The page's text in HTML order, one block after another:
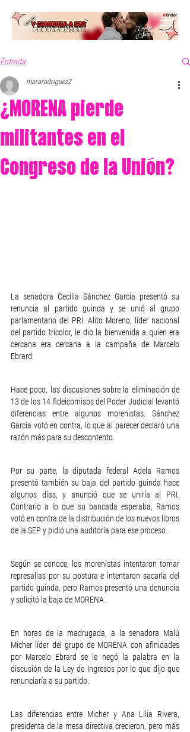
Entrada
¿MORENA pierde
militantes en el
Congreso de la Unión?
mararodriguez2
La senadora Cecilia Sánchez García presentó su
renuncia al partido guinda y se unió al grupo
parlamentario del PRI. Alito Moreno, líder nacional
del partido tricolor, le dio la bienvenida a quien era
cercana era cercana a la campaña de Marcelo
Ebrard.
Hace poco, las discusiones sobre la eliminación de
13 de los 14 fideicomisos del Poder Judicial levantó
diferencias entre algunos morenistas. Sánchez
García votó en contra, lo que al parecer declaró una
razón más para su descontento.
Por su parte, la diputada federal Adela Ramos
presentó también su baja del partido guinda hace
algunos días, y anunció que se uniría al PRI.
Contrario a lo que su bancada esperaba, Ramos
votó en contra de la distribución de los nuevos libros
de la SEP y pidió una auditoría para ese proceso.
Según se conoce, los morenistas intentaron tomar
represalias por su postura e intentaron sacarla del
partido guinda, pero Ramos presentó una denuncia
y solicitó la baja de MORENA.
En horas de la madrugada, a la senadora Malú
Micher líder del grupo de MORENA con afinidades
por Marcelo Ebrard se le negó la palabra en la
discusión de la Ley de Ingresos por lo que dijo que
renunciaría a su partido.
Las diferencias entre Micher y Ana Lilia Rivera,
presidenta de la mesa directiva crecieron, pero más